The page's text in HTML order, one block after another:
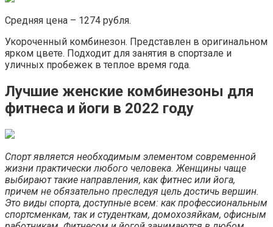
Средняя цена – 1274 рубля.
Укороченный комбинезон. Представлен в оригинальном
ярком цвете. Подходит для занятия в спортзале и
уличных пробежек в теплое время года.
Лучшие женские комбинезоны для
фитнеса и йоги в 2022 году
Спорт является необходимым элементом современной
жизни практически любого человека. Женщины чаще
выбирают такие направления, как фитнес или йога,
причем не обязательно преследуя цель достичь вершин.
Это виды спорта, доступные всем: как профессиональным
спортсменкам, так и студенткам, домохозяйкам, офисным